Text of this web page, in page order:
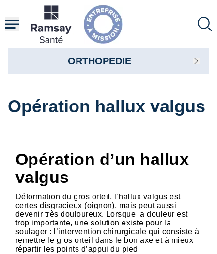
contenu
principal
Opération hallux valgus
Opération d’un hallux
valgus
Déformation du gros orteil, l’hallux valgus est
certes disgracieux (oignon), mais peut aussi
devenir très douloureux. Lorsque la douleur est
trop importante, une solution existe pour la
soulager : l’intervention chirurgicale qui consiste à
remettre le gros orteil dans le bon axe et à mieux
répartir les points d’appui du pied.
ORTHOPEDIE